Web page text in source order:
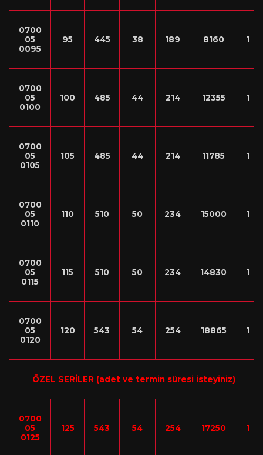
0700
05
0095
95 445 38 189 8160 1
0700
05
0100
100 485 44 214 12355 1
0700
05
0105
105 485 44 214 11785 1
0700
05
0110
110 510 50 234 15000 1
0700
05
0115
115 510 50 234 14830 1
0700
05
0120
120 543 54 254 18865 1
ÖZEL SERİLER (adet ve termin süresi isteyiniz)
0700
05
0125
125 543 54 254 17250 1